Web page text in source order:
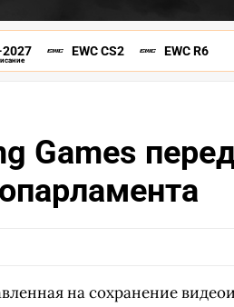
EWC CS2 EWC R6
Games
на сохранение